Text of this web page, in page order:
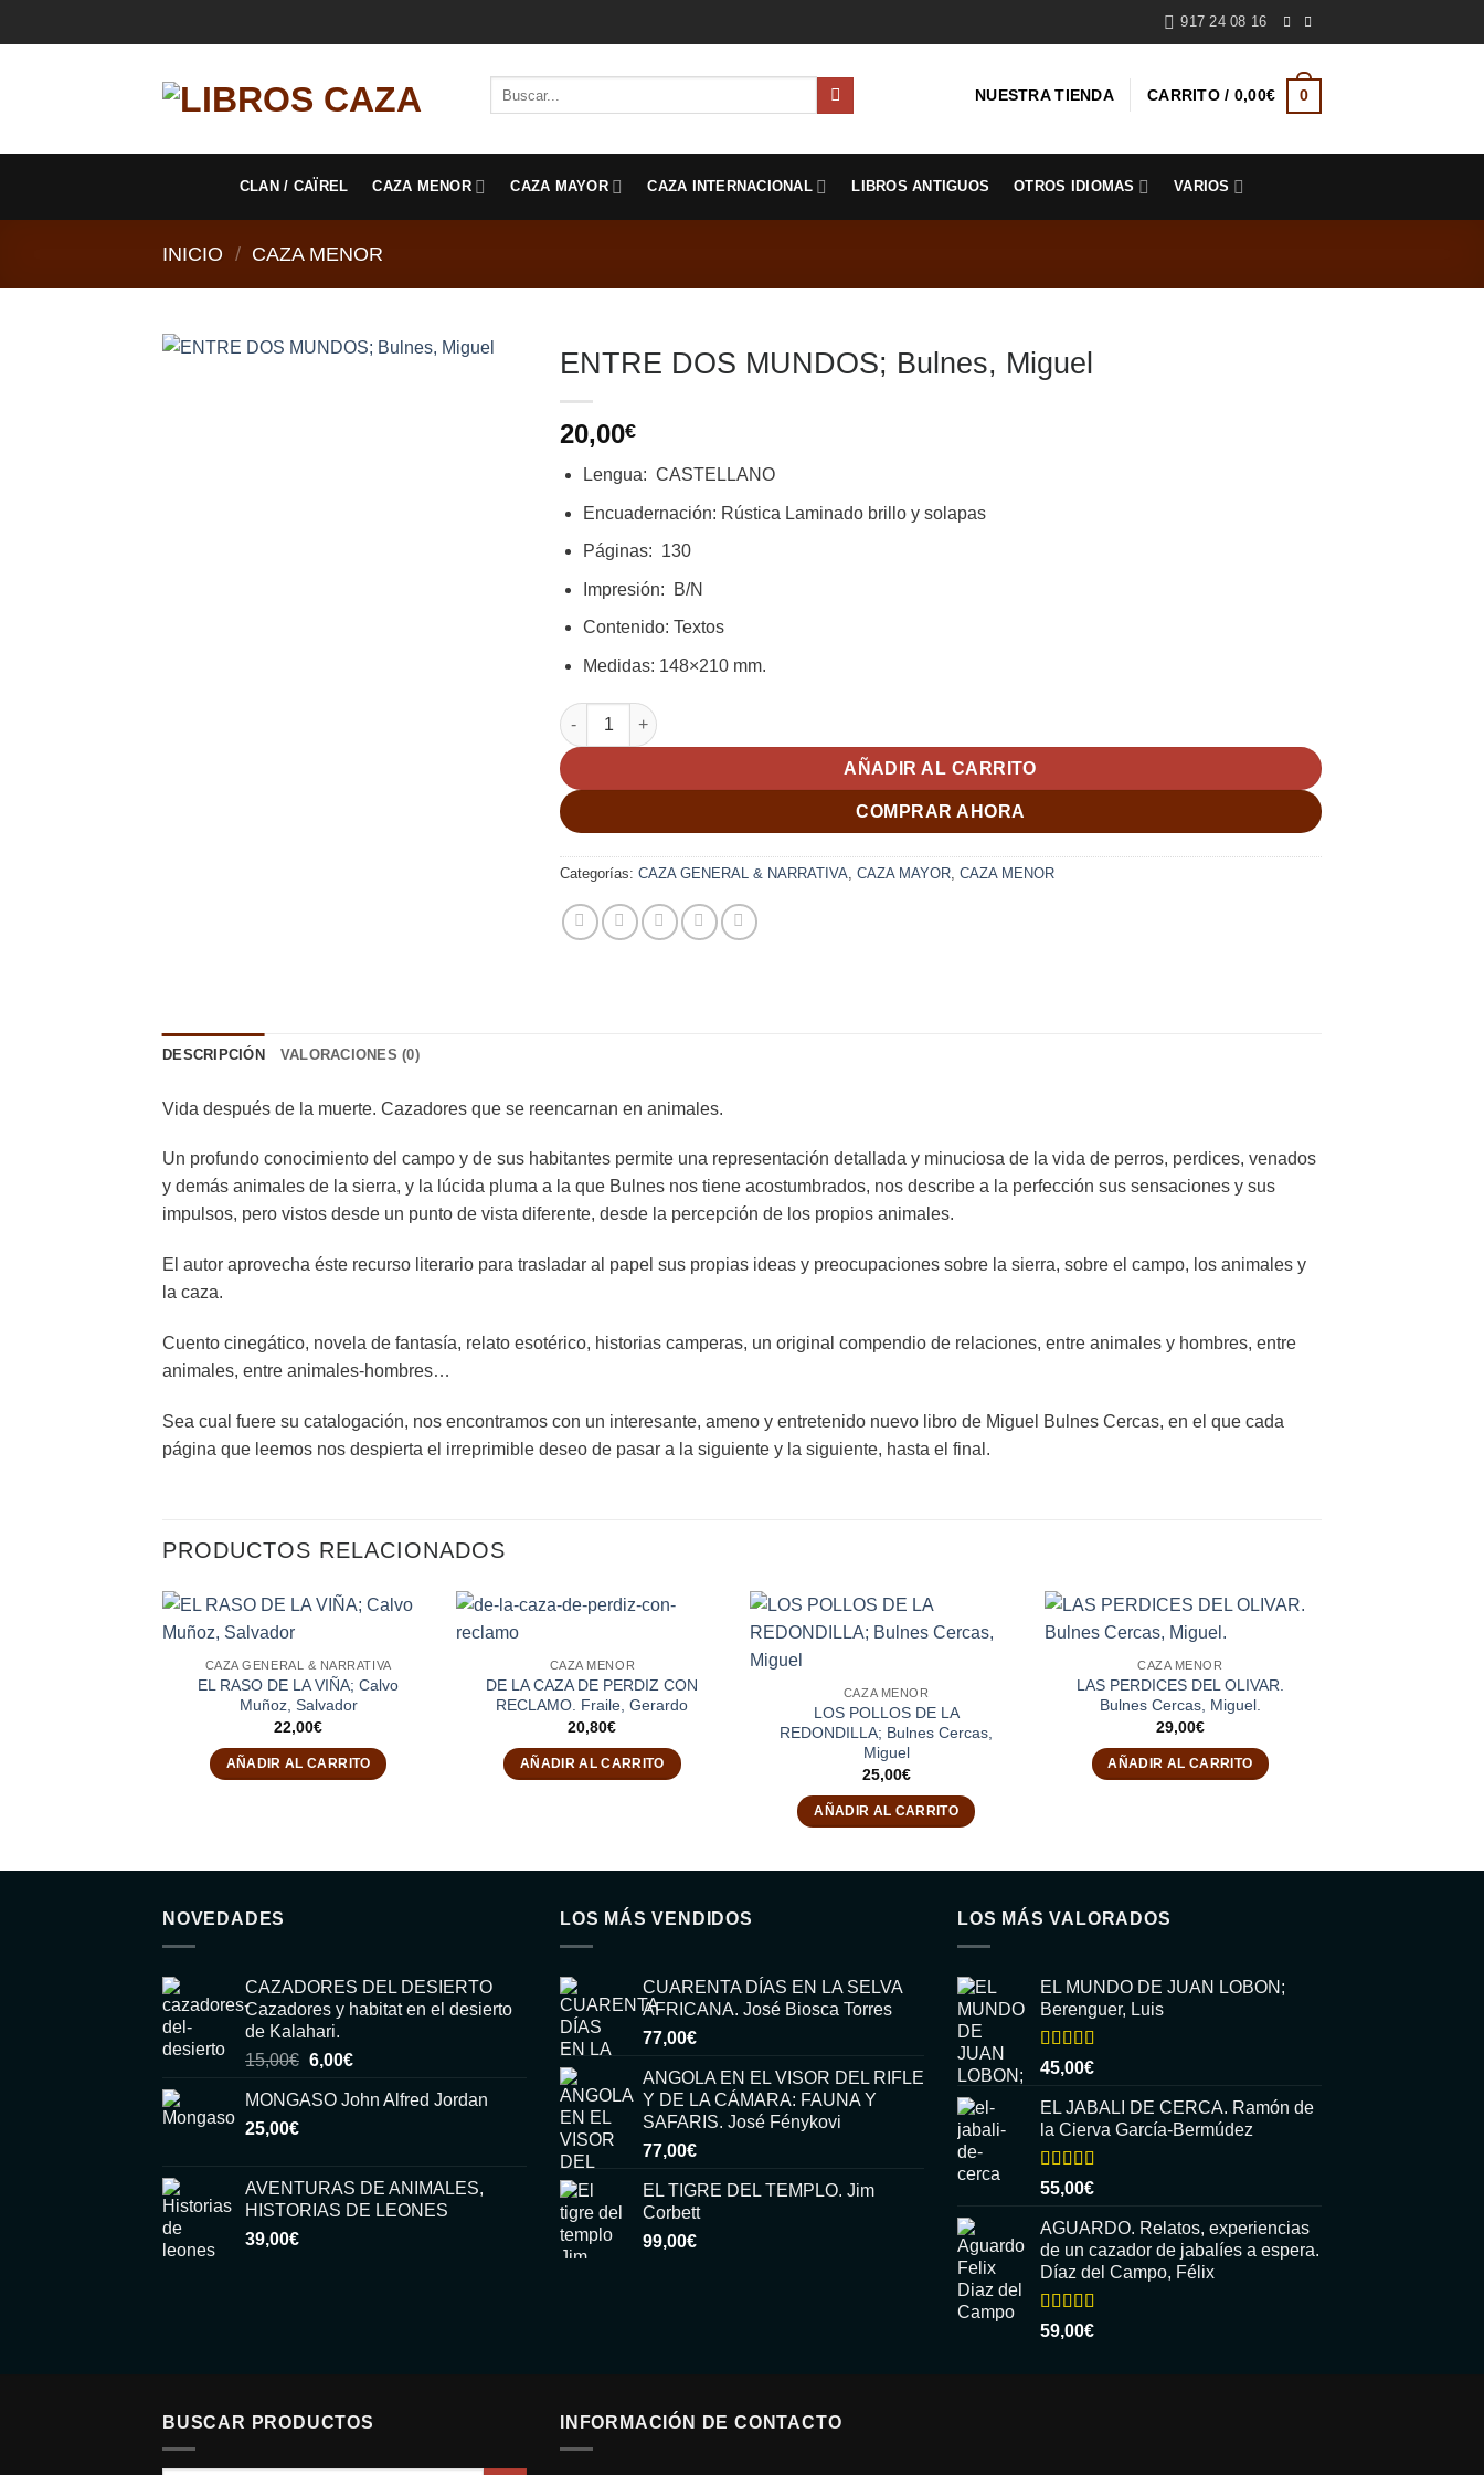
al
917 24 08 16
NUESTRA TIENDA CARRITO / 0,00€ 0
CLAN / CAÏREL CAZA MENOR CAZA MAYOR CAZA INTERNACIONAL LIBROS ANTIGUOS OTROS IDIOMAS VARIOS
INICIO / CAZA MENOR
ENTRE DOS MUNDOS; Bulnes, Miguel
20,00€
Lengua: CASTELLANO
Encuadernación: Rústica Laminado brillo y solapas
Páginas: 130
Impresión: B/N
Contenido: Textos
Medidas: 148×210 mm.
ENTRE DOS MUNDOS; Bulnes, Miguel cantidad
AÑADIR AL CARRITO
COMPRAR AHORA
Categorías: CAZA GENERAL & NARRATIVA CAZA MAYOR CAZA MENOR
DESCRIPCIÓN VALORACIONES (0)
Vida después de la muerte. Cazadores que se reencarnan en animales.
Un profundo conocimiento del campo y de sus habitantes permite una representación detallada y minuciosa de la vida de perros, perdices, venados
y demás animales de la sierra, y la lúcida pluma a la que Bulnes nos tiene acostumbrados, nos describe a la perfección sus sensaciones y sus
impulsos, pero vistos desde un punto de vista diferente, desde la percepción de los propios animales.
El autor aprovecha éste recurso literario para trasladar al papel sus propias ideas y preocupaciones sobre la sierra, sobre el campo, los animales y
la caza.
Cuento cinegático, novela de fantasía, relato esotérico, historias camperas, un original compendio de relaciones, entre animales y hombres, entre
animales, entre animales-hombres…
Sea cual fuere su catalogación, nos encontramos con un interesante, ameno y entretenido nuevo libro de Miguel Bulnes Cercas, en el que cada
página que leemos nos despierta el irreprimible deseo de pasar a la siguiente y la siguiente, hasta el final.
PRODUCTOS RELACIONADOS
CAZA GENERAL & NARRATIVA
EL RASO DE LA VIÑA; Calvo
Muñoz, Salvador
22,00€
AÑADIR AL CARRITO
CAZA MENOR
DE LA CAZA DE PERDIZ CON
RECLAMO. Fraile, Gerardo
20,80€
AÑADIR AL CARRITO
CAZA MENOR
LOS POLLOS DE LA
REDONDILLA; Bulnes Cercas,
Miguel
25,00€
AÑADIR AL CARRITO
CAZA MENOR
LAS PERDICES DEL OLIVAR.
Bulnes Cercas, Miguel.
29,00€
AÑADIR AL CARRITO
NOVEDADES
CAZADORES DEL DESIERTO
Cazadores y habitat en el desierto
de Kalahari.
15,00€ El
original
6,00€El
actual
MONGASO John Alfred Jordan
25,00€
AVENTURAS DE ANIMALES,
HISTORIAS DE LEONES
39,00€
LOS MÁS VENDIDOS
CUARENTA DÍAS EN LA SELVA
AFRICANA. José Biosca Torres
77,00€
ANGOLA EN EL VISOR DEL RIFLE
Y DE LA CÁMARA: FAUNA Y
SAFARIS. José Fénykovi
77,00€
EL TIGRE DEL TEMPLO. Jim
Corbett
99,00€
LOS MÁS VALORADOS
EL MUNDO DE JUAN LOBON;
Berenguer, Luis
Valorado
con
5
45,00€
EL JABALI DE CERCA. Ramón de
la Cierva García-Bermúdez
Valorado
con
5
55,00€
AGUARDO. Relatos, experiencias
de un cazador de jabalíes a espera.
Díaz del Campo, Félix
Valorado
con
59,00€
BUSCAR PRODUCTOS INFORMACIÓN DE CONTACTO